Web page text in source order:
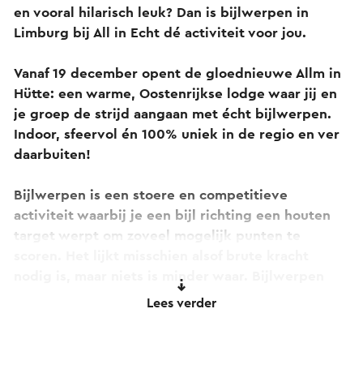
en vooral hilarisch leuk? Dan is bijlwerpen in
Limburg bij All in Echt dé activiteit voor jou.
Vanaf 19 december opent de gloednieuwe Allm in
Hütte: een warme, Oostenrijkse lodge waar jij en
je groep de strijd aangaan met écht bijlwerpen.
Indoor, sfeervol én 100% uniek in de regio en ver
daarbuiten!
Bijlwerpen is een stoere en competitieve
activiteit waarbij je een bijl richting een houten
target werpt om zoveel mogelijk punten te
nodig is, maar niets is minder waar. Bijlwerpen
Lees verder